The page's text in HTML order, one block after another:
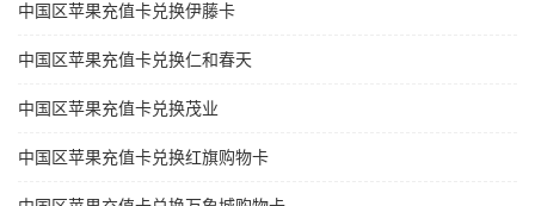
中国区苹果充值卡兑换伊藤卡
中国区苹果充值卡兑换仁和春天
中国区苹果充值卡兑换茂业
中国区苹果充值卡兑换红旗购物卡